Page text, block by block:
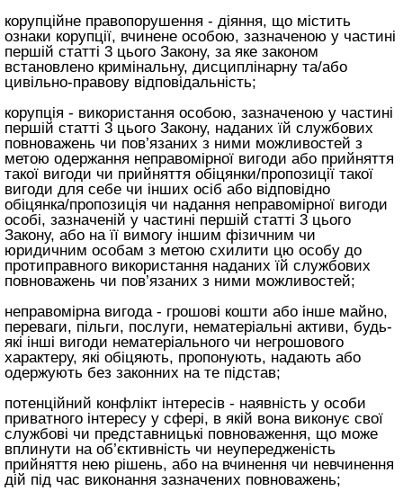
корупційне правопорушення - діяння, що містить
ознаки корупції, вчинене особою, зазначеною у частині
першій статті 3 цього Закону, за яке законом
встановлено кримінальну, дисциплінарну та/або
цивільно-правову відповідальність;
корупція - використання особою, зазначеною у частині
першій статті 3 цього Закону, наданих їй службових
повноважень чи пов’язаних з ними можливостей з
метою одержання неправомірної вигоди або прийняття
такої вигоди чи прийняття обіцянки/пропозиції такої
вигоди для себе чи інших осіб або відповідно
обіцянка/пропозиція чи надання неправомірної вигоди
особі, зазначеній у частині першій статті 3 цього
Закону, або на її вимогу іншим фізичним чи
юридичним особам з метою схилити цю особу до
протиправного використання наданих їй службових
повноважень чи пов’язаних з ними можливостей;
неправомірна вигода - грошові кошти або інше майно,
переваги, пільги, послуги, нематеріальні активи, будь-
які інші вигоди нематеріального чи негрошового
характеру, які обіцяють, пропонують, надають або
одержують без законних на те підстав;
потенційний конфлікт інтересів - наявність у особи
приватного інтересу у сфері, в якій вона виконує свої
службові чи представницькі повноваження, що може
вплинути на об’єктивність чи неупередженість
прийняття нею рішень, або на вчинення чи невчинення
дій під час виконання зазначених повноважень;